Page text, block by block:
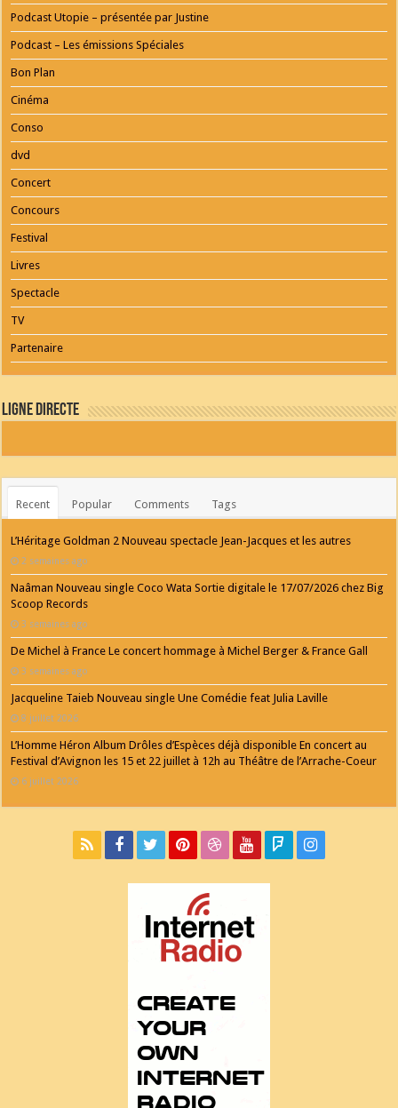
Lola Young - From Down Here
Podcast Utopie – présentée par Justine
Podcast – Les émissions Spéciales
Bon Plan
Cinéma
Conso
dvd
Concert
Concours
Festival
Livres
Spectacle
TV
Partenaire
Ligne Directe
Recent Popular Comments Tags
L’Héritage Goldman 2 Nouveau spectacle Jean-Jacques et les autres
2 semaines ago
Naâman Nouveau single Coco Wata Sortie digitale le 17/07/2026 chez Big
Scoop Records
3 semaines ago
De Michel à France Le concert hommage à Michel Berger & France Gall
3 semaines ago
Jacqueline Taieb Nouveau single Une Comédie feat Julia Laville
8 juillet 2026
L’Homme Héron Album Drôles d’Espèces déjà disponible En concert au
Festival d’Avignon les 15 et 22 juillet à 12h au Théâtre de l’Arrache-Coeur
6 juillet 2026